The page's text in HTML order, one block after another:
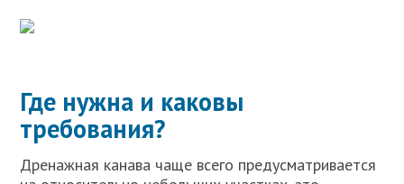
Где нужна и каковы
требования?
Дренажная канава чаще всего предусматривается